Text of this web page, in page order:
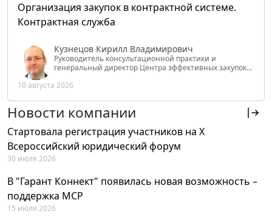
Организация закупок в контрактной системе.
Контрактная служба
Кузнецов Кирилл Владимирович
Руководитель консультационной практики и
генеральный директор Центра эффективных закупок
РФ
10 августа 2026
Новости компании
Стартовала регистрация участников на X
Всероссийский юридический форум
30 июля 2026
В "Гарант Коннект" появилась новая возможность –
поддержка MCP
15 июля 2026